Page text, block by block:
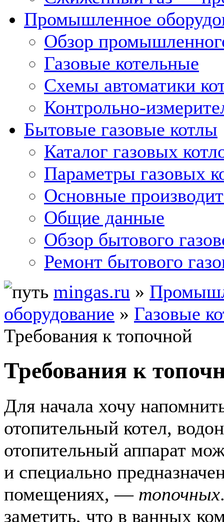
Промышленное
Обзор
Газовые котельные
Схемы автоматики
Контрольно-
Бытовые газовые котлы
Каталог газовых
Параметры газовых
Основные
Общие данные
Обзор бытового
Ремонт бытового
mingas.ru »
оборудование » Газовые
Требования к топочной
Требования к
Для начала хочу
отопительный котел,
отопительный аппарат
и специально
помещениях, — топочных
заметить, что в ванных